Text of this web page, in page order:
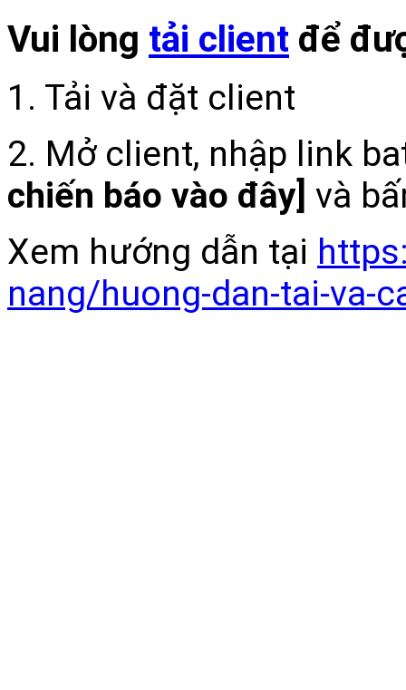
Vui lòng tải client để
1. Tải và đặt client
2. Mở client, nhập link
chiến báo vào đây] và
Xem hướng dẫn tại
nang/huong-dan-tai-va-